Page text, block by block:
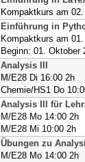
Kompaktkurs am
Einführung in
Kompaktkurs am
Beginn: 01. Oktober
Analysis III
M/E28 Di 16:00 2h
Chemie/HS1 Do
Analysis III für
M/E28 Mo 14:00 2h
M/E28 Mi 10:00 2h
Übungen zu
M/E28 Mo 14:00 2h